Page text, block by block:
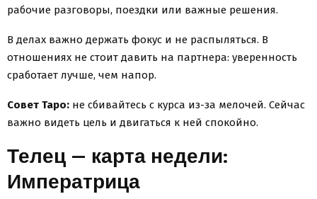
рабочие разговоры, поездки или важные решения.
В делах важно держать фокус и не распыляться. В
отношениях не стоит давить на партнера: уверенность
сработает лучше, чем напор.
Совет Таро: не сбивайтесь с курса из-за мелочей. Сейчас
важно видеть цель и двигаться к ней спокойно.
Телец — карта недели:
Императрица